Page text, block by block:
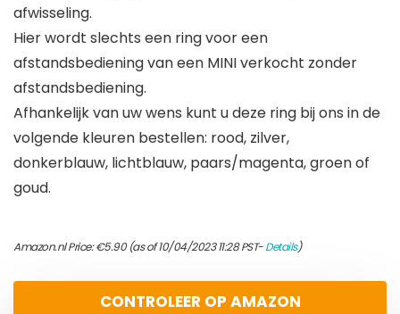
afwisseling.
Hier wordt slechts een ring voor een
afstandsbediening van een MINI verkocht zonder
afstandsbediening.
Afhankelijk van uw wens kunt u deze ring bij ons in de
volgende kleuren bestellen: rood, zilver,
donkerblauw, lichtblauw, paars/magenta, groen of
goud.
Amazon.nl Price:€5.90(as of 10/04/2023 11:28 PST-Details)
CONTROLEER OP AMAZON